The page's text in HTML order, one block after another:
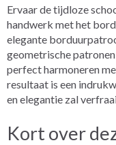
Ervaar de tijdloze
handwerk met het
elegante
geometrische
perfect harmoneren
resultaat is een
en elegantie zal
Kort over